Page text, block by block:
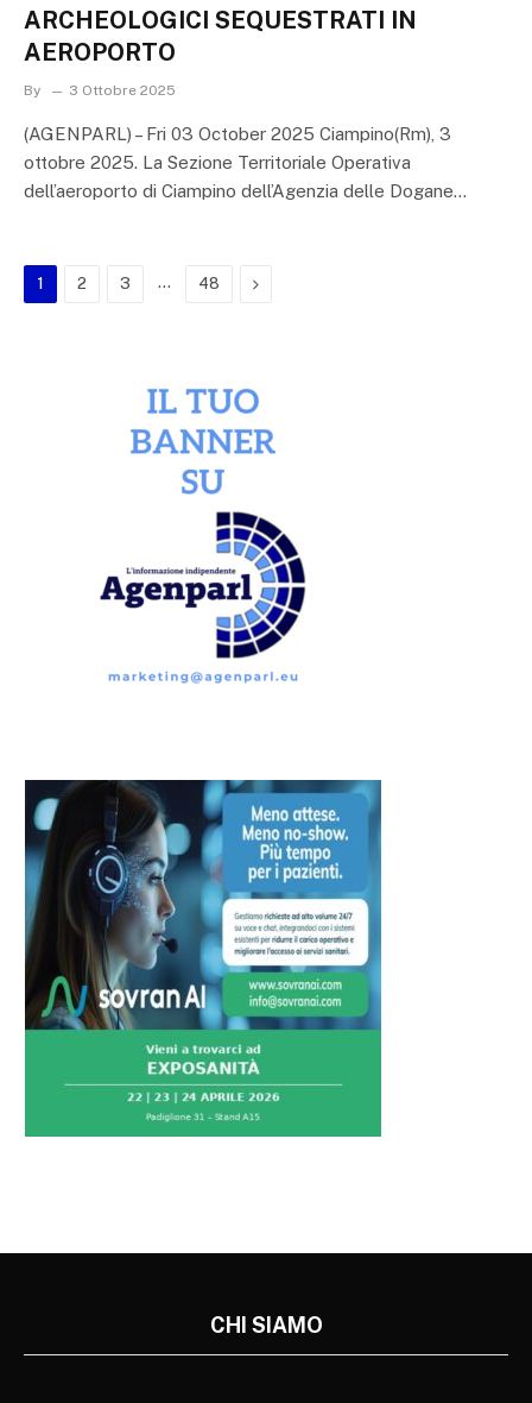
ARCHEOLOGICI SEQUESTRATI IN
AEROPORTO
By 3 Ottobre 2025
(AGENPARL) – Fri 03 October 2025 Ciampino(Rm), 3
ottobre 2025. La Sezione Territoriale Operativa
dell’aeroporto di Ciampino dell’Agenzia delle Dogane…
1 2 3 … 48 Next
CHI SIAMO